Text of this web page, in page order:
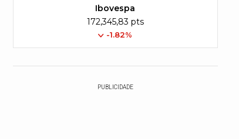
Ibovespa
172,345,83 pts
-1.82%
PUBLICIDADE